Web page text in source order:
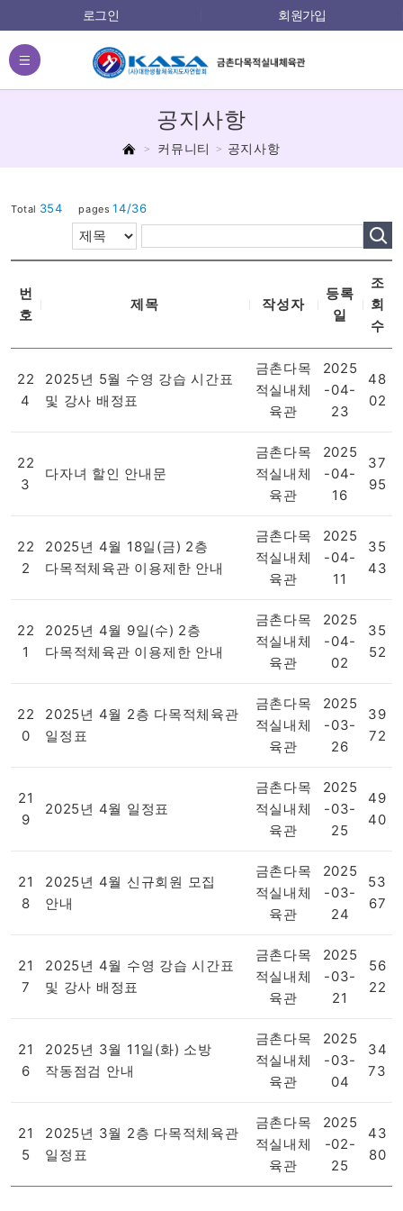
로그인 회원가입
전체메뉴
홈 커뮤니티 공지사항
공지사항
Total 354 pages 14/36
번
호
제목 작성자
등록
일
조
회
수
22
4
2025년 5월 수영 강습 시간표
및 강사 배정표
금촌다목
적실내체
육관
2025
-04-
23
48
02
22
3
다자녀 할인 안내문
금촌다목
적실내체
육관
2025
-04-
16
37
95
22
2
2025년 4월 18일(금) 2층
다목적체육관 이용제한 안내
금촌다목
적실내체
육관
2025
-04-
11
35
43
22
1
2025년 4월 9일(수) 2층
다목적체육관 이용제한 안내
금촌다목
적실내체
육관
2025
-04-
02
35
52
22
0
2025년 4월 2층 다목적체육관
일정표
금촌다목
적실내체
육관
2025
-03-
26
39
72
21
9
2025년 4월 일정표
금촌다목
적실내체
육관
2025
-03-
25
49
40
21
8
2025년 4월 신규회원 모집
안내
금촌다목
적실내체
육관
2025
-03-
24
53
67
21
7
2025년 4월 수영 강습 시간표
및 강사 배정표
금촌다목
적실내체
육관
2025
-03-
21
56
22
21
6
2025년 3월 11일(화) 소방
작동점검 안내
금촌다목
적실내체
육관
2025
-03-
04
34
73
21
5
2025년 3월 2층 다목적체육관
일정표
금촌다목
적실내체
육관
2025
-02-
25
43
80